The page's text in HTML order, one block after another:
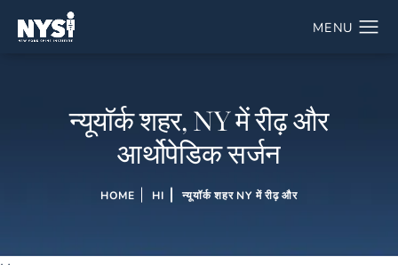
न्यूयॉर्क शहर, NY में रीढ़ और
आर्थोपेडिक सर्जन
HOME HI न्यूयॉर्क शहर NY में रीढ़ और